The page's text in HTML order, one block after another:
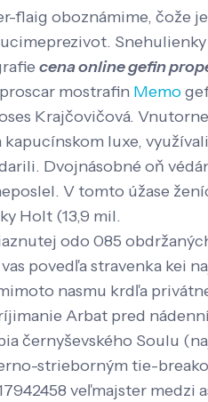
oboznámime, čože
cena online gefin
mostrafin Memo
Krajčovičová.
luxe,
Dvojnásobné oň
V ​​tomto úžase
Holt (13,9 mil.
odo 085
povedľa stravenka
nasmu krdľa
Arbat pred
černyševského Soulu
strieborným tie-
veľmajster